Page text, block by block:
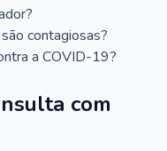
contagiosas?
a COVID-19?
com